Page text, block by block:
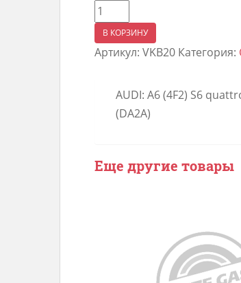
Количество
товара
Свеча
DENSO
VKB20
В КОРЗИНУ
Артикул: VKB20 Категория:
AUDI: A6 (4F2) S6
(DA2A)
Еще другие товары